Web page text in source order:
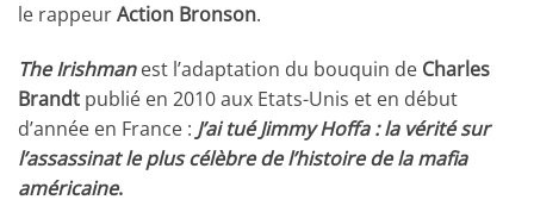
le rappeurAction Bronson.
The Irishmanest l’adaptation du bouquin de Charles
Brandt publié en 2010 aux Etats-Unis et en début
d’année en France : J’ai tué Jimmy Hoffa : la vérité sur
l’assassinat le plus célèbre de l’histoire de la mafia
américaine.